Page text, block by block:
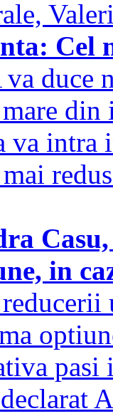
Cel
duce
va intra
in
pasi